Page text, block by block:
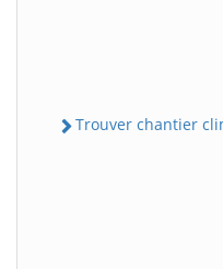
Trouver chantier